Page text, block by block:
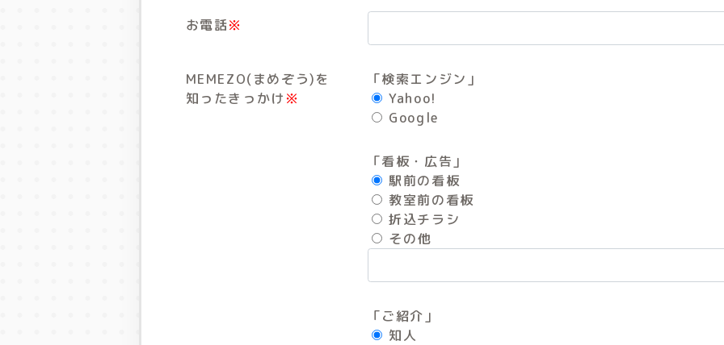
お電話※
MEMEZO(まめぞう)を
知ったきっかけ ※
「検索エンジン」
Yahoo!
Google
「看板・広告」
駅前の看板
教室前の看板
折込チラシ
その他
「ご紹介」
知人